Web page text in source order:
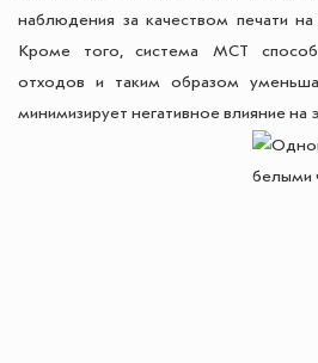
наблюдения за качеством печати
Кроме того, система MCT
отходов и таким образом
минимизирует негативное влияние на